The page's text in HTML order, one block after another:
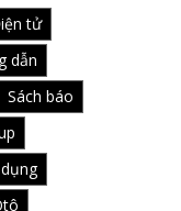
tử
dẫn
Sách báo